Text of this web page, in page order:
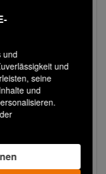
und
und
seine
und